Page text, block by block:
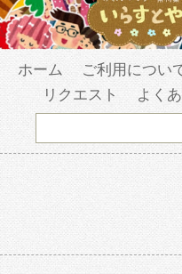
ホーム ご利用につい
リクエスト
よく